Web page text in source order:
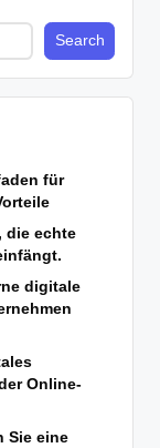
Search
für
die echte
digitale
Online-
Sie eine